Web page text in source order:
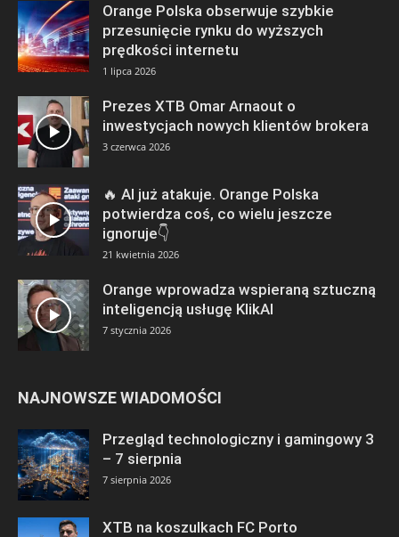
Orange Polska obserwuje szybkie
przesunięcie rynku do wyższych
prędkości internetu
1 lipca 2026
Prezes XTB Omar Arnaout o
inwestycjach nowych klientów brokera
3 czerwca 2026
🔥 AI już atakuje. Orange Polska
potwierdza coś, co wielu jeszcze
ignoruje👇
21 kwietnia 2026
Orange wprowadza wspieraną sztuczną
inteligencją usługę KlikAI
7 stycznia 2026
NAJNOWSZE WIADOMOŚCI
Przegląd technologiczny i gamingowy 3
– 7 sierpnia
7 sierpnia 2026
XTB na koszulkach FC Porto